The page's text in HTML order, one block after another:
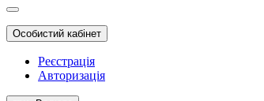
Особистий кабінет
Реєстрація
Авторизація